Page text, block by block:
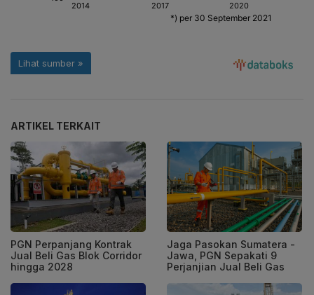
ARTIKEL TERKAIT
PGN Perpanjang Kontrak
Jual Beli Gas Blok Corridor
hingga 2028
Jaga Pasokan Sumatera -
Jawa, PGN Sepakati 9
Perjanjian Jual Beli Gas